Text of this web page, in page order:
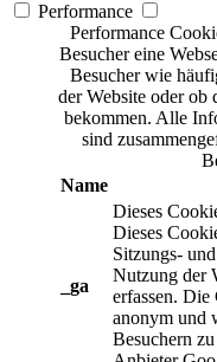
Performance
Performance
Besucher eine
Besucher wie
der Website oder ob
bekommen. Alle
sind
Name
_ga
Dieses
Dieses
Sitzungs-
Nutzung der
erfassen. Die
anonym und
Besuchern